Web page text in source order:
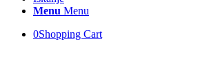
Menu Menu
0Shopping Cart